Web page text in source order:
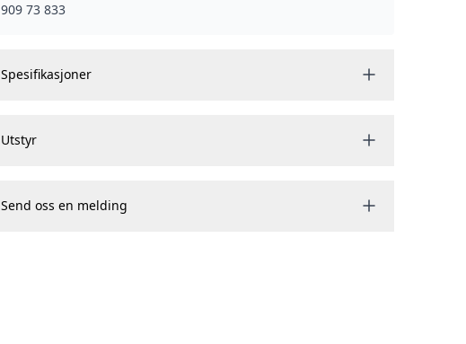
909 73 833
Spesifikasjoner
Utstyr
Send oss en melding